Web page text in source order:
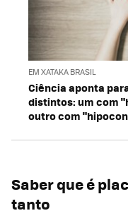
EM XATAKA BRASIL
Ciência aponta
distintos: um com
outro com
Saber que é
tanto